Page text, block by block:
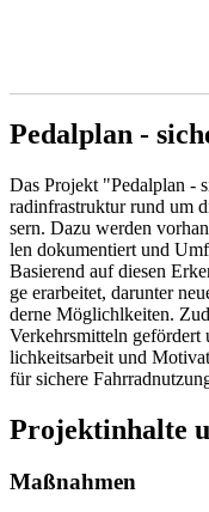
Pe­dal­plan -
Das Pro­jekt "Pe­dal­plan -
rad­in­fra­struk­tur rund um
sern. Dazu wer­den
len do­ku­men­tiert und
Ba­sie­rend auf die­sen
ge er­ar­bei­tet, dar­un­ter
der­ne Mög­lichl­kei­ten.
Ver­kehrs­mit­teln
lich­keits­ar­beit und
für si­che­re
Pro­jekt­in­hal­te
Maß­nah­men